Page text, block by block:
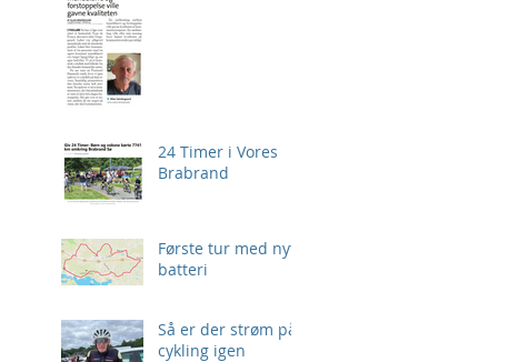
24 Timer i Vores
Brabrand
Første tur med nyt
batteri
Så er der strøm på
cykling igen